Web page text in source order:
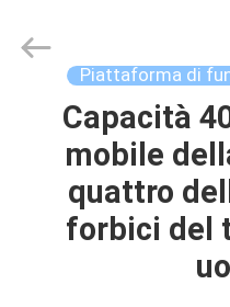
CASA
PRODOTTI
MACHINERY
Piattaforma di
Capacità
mobile
quattro
forbici del